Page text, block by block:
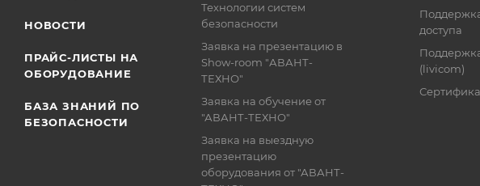
НОВОСТИ
ПРАЙС-ЛИСТЫ НА
ОБОРУДОВАНИЕ
БАЗА ЗНАНИЙ ПО
БЕЗОПАСНОСТИ
Технологии систем
безопасности
Заявка на презентацию в
Show-room "АВАНТ-
ТЕХНО"
Заявка на обучение от
"АВАНТ-ТЕХНО"
Заявка на выездную
презентацию
оборудования от "АВАНТ-
доступа
(livicom)